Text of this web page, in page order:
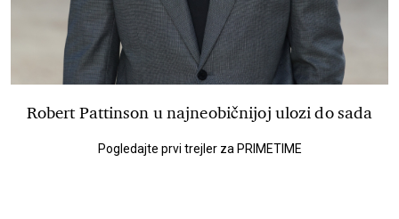
Robert Pattinson u najneobičnijoj ulozi do sada
Pogledajte prvi trejler za PRIMETIME